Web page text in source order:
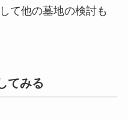
て他の墓地の検討も
てみる